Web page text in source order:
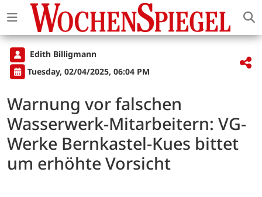
Edith Billigmann
Tuesday, 02/04/2025, 06:04 PM
Warnung vor falschen
Wasserwerk-Mitarbeitern: VG-
Werke Bernkastel-Kues bittet
um erhöhte Vorsicht